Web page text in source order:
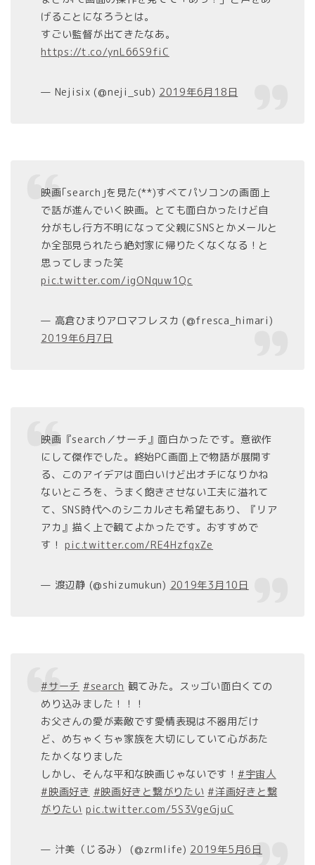
げることになろうとは。
すごい監督が出てきたなあ。
https://t.co/ynL66S9fiC
— Nejisix (@neji_sub) 2019年6月18日
映画｢search｣を見た(**)すべてパソコンの画面上
で話が進んでいく映画。とても面白かったけど自
分がもし行方不明になって父親にSNSとかメールと
か全部見られたら絶対家に帰りたくなくなる！と
思ってしまった笑
pic.twitter.com/igONquw1Qc
— 高倉ひまりアロマフレスカ (@fresca_himari)
2019年6月7日
映画『search／サーチ』面白かったです。意欲作
にして傑作でした。終始PC画面上で物語が展開す
る、このアイデアは面白いけど出オチになりかね
ないところを、うまく飽きさせない工夫に溢れて
て、SNS時代へのシニカルさも希望もあり、『リア
アカ』描く上で観てよかったです。おすすめで
す！pic.twitter.com/RE4HzfqxZe
— 渡辺静 (@shizumukun) 2019年3月10日
#サーチ #search 観てみた。スッゴい面白くての
めり込みました！！！
お父さんの愛が素敵です愛情表現は不器用だけ
ど、めちゃくちゃ家族を大切にしていて心があた
たかくなりました
しかし、そんな平和な映画じゃないです！ #宇宙人
#映画好き #映画好きと繋がりたい #洋画好きと繋
がりたい pic.twitter.com/5S3VgeGjuC
— 汁美（じるみ） (@zrmlife) 2019年5月6日